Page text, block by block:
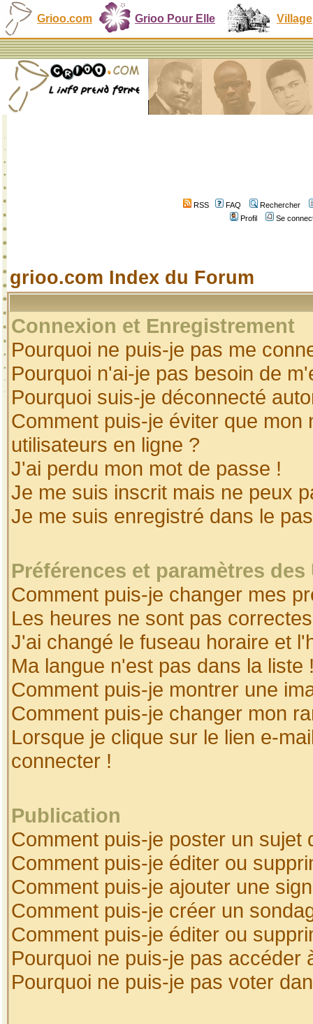
Grioo.com Grioo Pour Elle Village
RSS FAQ
Rechercher
Profil
Se
grioo.com Index du Forum
Connexion et Enregistrement
Pourquoi ne puis-je pas me
Pourquoi n'ai-je pas besoin de
Pourquoi suis-je déconnecté
Comment puis-je éviter que
utilisateurs en ligne ?
J'ai perdu mon mot de passe !
Je me suis inscrit mais ne peux
Je me suis enregistré dans le
Préférences et paramètres
Comment puis-je changer mes
Les heures ne sont pas
J'ai changé le fuseau horaire et
Ma langue n'est pas dans la liste
Comment puis-je montrer une
Comment puis-je changer mon
Lorsque je clique sur le lien e-
connecter !
Publication
Comment puis-je poster un sujet
Comment puis-je éditer ou
Comment puis-je ajouter une
Comment puis-je créer un
Comment puis-je éditer ou
Pourquoi ne puis-je pas accéder
Pourquoi ne puis-je pas voter